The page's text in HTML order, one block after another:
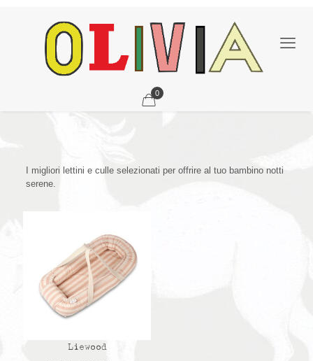
0
I migliori lettini e culle selezionati per offrire al tuo bambino notti
serene.
Liewood